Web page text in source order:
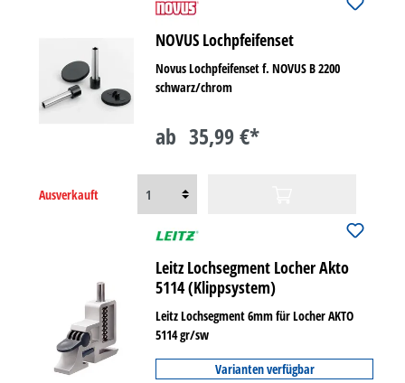
NOVUS Lochpfeifenset
Novus Lochpfeifenset f. NOVUS B 2200
schwarz/chrom
ab 35,99 €*
Ausverkauft
Leitz Lochsegment Locher Akto
5114 (Klippsystem)
Leitz Lochsegment 6mm für Locher AKTO
5114 gr/sw
Varianten verfügbar